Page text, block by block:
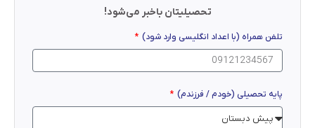
تحصیلیتان باخبر می‌شود!
تلفن همراه (با اعداد انگلیسی وارد شود)
پایه تحصیلی (خودم / فرزندم)